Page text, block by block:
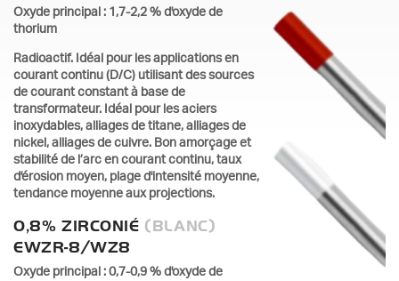
Oxyde principal : 1,7-2,2 % d'oxyde de
thorium
Radioactif. Idéal pour les applications en
courant continu (D/C) utilisant des sources
de courant constant à base de
transformateur. Idéal pour les aciers
inoxydables, alliages de titane, alliages de
nickel, alliages de cuivre. Bon amorçage et
stabilité de l’arc en courant continu, taux
d'érosion moyen, plage d'intensité moyenne,
tendance moyenne aux projections.
0,8% ZIRCONIÉ (BLANC)
EWZR-8/WZ8
Oxyde principal : 0,7-0,9 % d'oxyde de